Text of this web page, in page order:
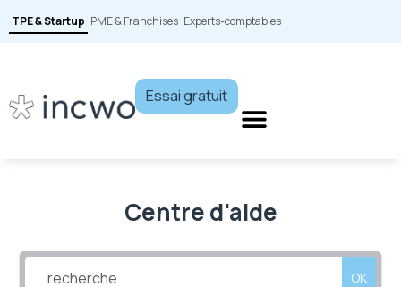
TPE & Startup PME & Franchises Experts-comptables
Essai gratuit
Centre d'aide
OK